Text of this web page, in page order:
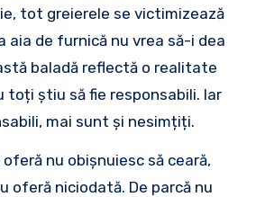
tot greierele se victimizează
aia de furnică nu vrea să-i dea
baladă reflectă o realitate
toți știu să fie responsabili. Iar
mai sunt și nesimțiți.
nu obișnuiesc să ceară,
oferă niciodată. De parcă nu